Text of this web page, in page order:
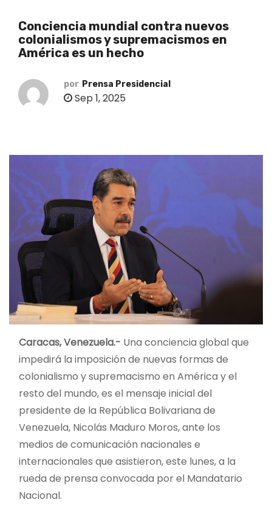
Conciencia mundial contra nuevos
colonialismos y supremacismos en
América es un hecho
por Prensa Presidencial
Sep 1, 2025
Caracas, Venezuela.- Una conciencia global que
impedirá la imposición de nuevas formas de
colonialismo y supremacismo en América y el
resto del mundo, es el mensaje inicial del
presidente de la República Bolivariana de
Venezuela, Nicolás Maduro Moros, ante los
medios de comunicación nacionales e
internacionales que asistieron, este lunes, a la
rueda de prensa convocada por el Mandatario
Nacional.